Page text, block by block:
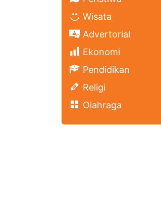
Wisata
Advertorial
Ekonomi
Pendidikan
Religi
Olahraga